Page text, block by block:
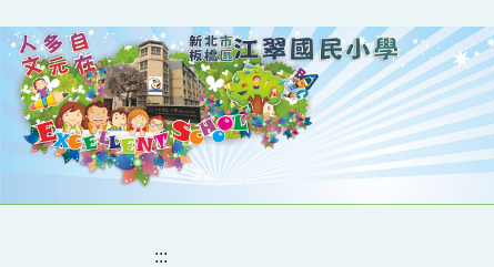
到
主
要
內
:::